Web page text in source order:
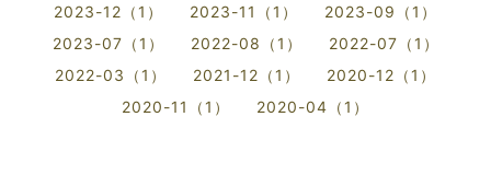
2023-12（1）
2023-11（1）
2023-09（1）
2023-07（1）
2022-08（1）
2022-07（1）
2022-03（1）
2021-12（1）
2020-12（1）
2020-11（1）
2020-04（1）